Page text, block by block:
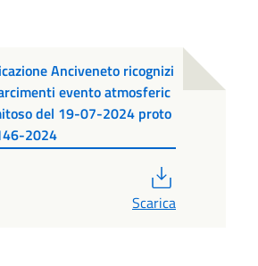
Anciveneto ricognizi
evento atmosferic
del 19-07-2024 proto
2024
Scarica